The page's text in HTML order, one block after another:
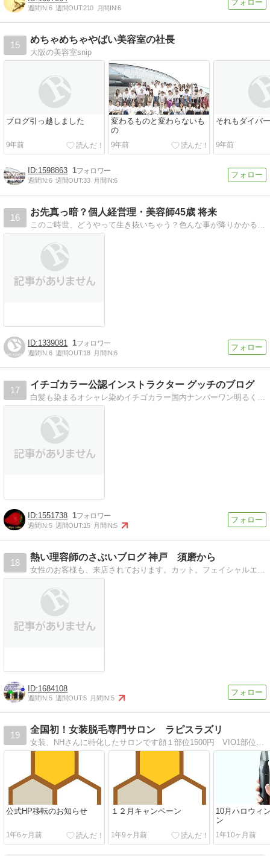
週間IN:6 週間OUT:210 月間IN:6
15
めちゃめちゃやばい美容室の社長
大阪の美容室snip
ブログ引っ越しました
9年前
変わるものと変わらないも
の
9年前
それもダイバ
9年前
1598863 1
週間IN:6 週間OUT:33 月間IN:6
16
お先真っ暗？個人経営理・美容師45歳 将来
このご時世、どうやって生き抜いちゃう？色んな事が降りかかるお年頃ですね。理容・美容そして・・・＾＾
1339081 1
週間IN:6 週間OUT:18 月間IN:6
17
イチゴカラー公認インストラクター グッチのブログ
白髪も染まるオシャレ染めイチゴカラー国内ナンバーワン明るく白髪を染めることが出来ます。それがイチゴカラーなのです。
1551738 1
週間IN:5 週間OUT:15 月間IN:5
18
熱い理容師のさぶいブログ 神戸 須磨から
女性のお客様も、来店されております。カット。フェイシャルエステ シェービングも好評です。フレンチカットグラン 認定店
1684108
週間IN:5 週間OUT:5 月間IN:5
19
全国初！女装脱毛専門サロン ラピスラズリ
女装、NHさんに特化したサロンです顔１部位1500円 VIO1部位3000円など女装さん好きな方も大歓迎
公式HP移転のお知らせ
1年6ヶ月前
１２月キャンペーン
1年9ヶ月前
10月ハロウィ
ン
1年10ヶ月前